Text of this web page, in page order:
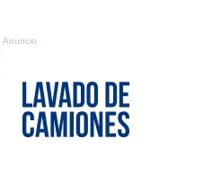
Anuncio